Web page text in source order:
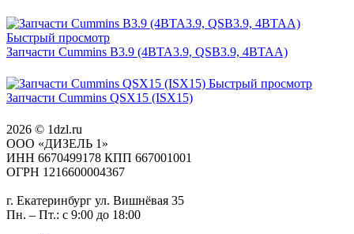
Быстрый просмотр
Запчасти Cummins B3.9 (4BTA3.9, QSB3.9, 4BTAA)
Быстрый просмотр
Запчасти Cummins QSX15 (ISX15)
2026 © 1dzl.ru
ООО «ДИЗЕЛЬ 1»
ИНН 6670499178 КПП 667001001
ОГРН 1216600004367
г. Екатеринбург ул. Вишнёвая 35
Пн. – Пт.: с 9:00 до 18:00